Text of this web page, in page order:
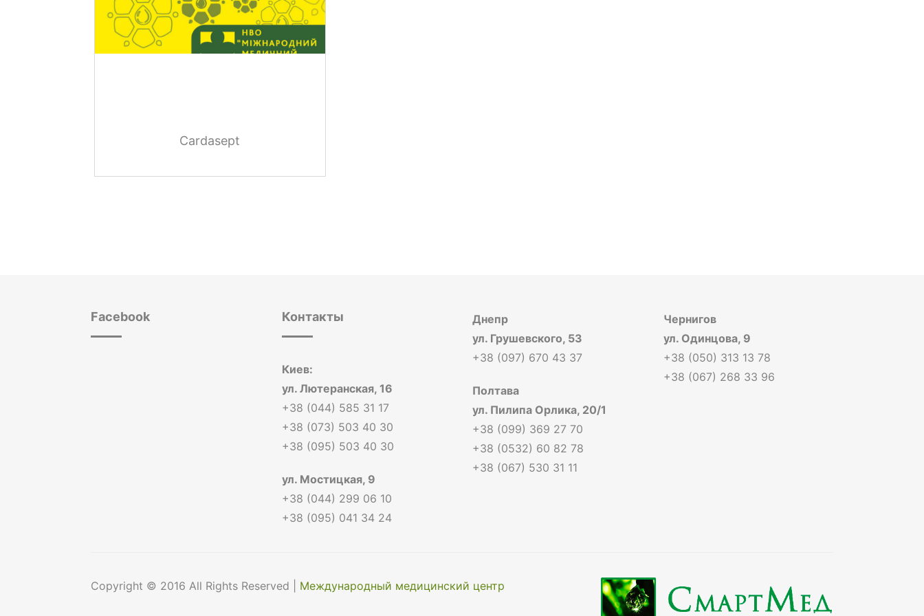
Cardasept
Facebook Контакты
Киев:
ул. Лютеранская, 16
+38 (044) 585 31 17
+38 (073) 503 40 30
+38 (095) 503 40 30
ул. Мостицкая, 9
+38 (044) 299 06 10
+38 (095) 041 34 24
Днепр
ул. Грушевского, 53
+38 (097) 670 43 37
Полтава
ул. Пилипа Орлика, 20/1
+38 (099) 369 27 70
+38 (0532) 60 82 78
+38 (067) 530 31 11
Чернигов
ул. Одинцова, 9
+38 (050) 313 13 78
+38 (067) 268 33 96
Copyright © 2016 All Rights Reserved | Международный медицинский центр